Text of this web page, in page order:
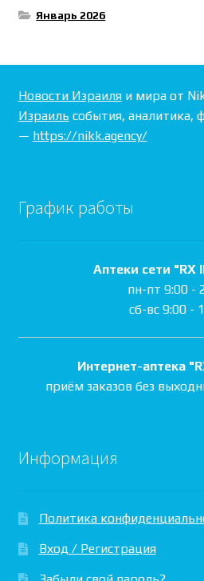
Январь 2026
Новости Израиляи мира от
Израильсобытия, аналитика,
— https://nikk.agency/
График работы
Аптеки сети "RX
пн-пт 9:00 -
сб-вс 9:00 -
Интернет-аптека
приём заказов без
Информация
Политика
Вход / Регистрация